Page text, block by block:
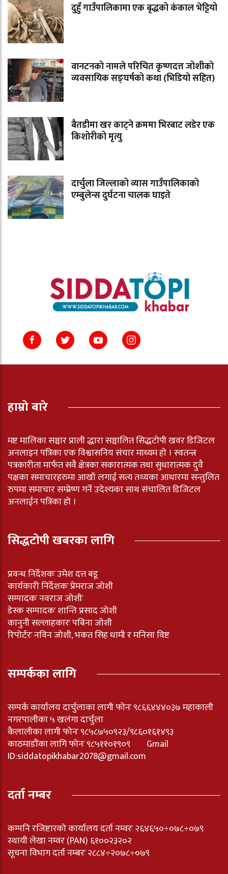
दुहुँ गाउँपालिकामा एक बृद्धको कंकाल भेट्टियो
वानटनको नामले परिचित कृष्णदत्त जोशीको
व्यवसायिक सङ्घर्षको कथा (भिडियो सहित)
बैतडीमा खर काट्ने क्रममा भिरबाट लडेर एक
किशोरीको मृत्यु
दार्चुला जिल्लाको व्यास गाउँपालिकाको
एम्बुलेन्स दुर्घटना चालक घाइते
हाम्रो बारे
मष्ट मालिका सञ्चार प्राली द्धारा सञ्चालित सिद्धटोपी खवर डिजिटल
अनलाइन पत्रिका एक विश्वासनिय संचार माध्यम हो । स्वतन्त्र
पत्रकारीता मार्फत सवै क्षेत्रका सकारात्मक तथा सुधारात्मक दुवै
पक्षका समाचारहरुमा आखाँ लगाई सत्य तथ्यका आधारमा सन्तुलित
रुपमा समाचार सम्प्रेष्ण गर्ने उदेश्यका साथ संचालित डिजिटल
अनलाईन पत्रिका हो ।
सिद्धटोपी खबरका लागि
प्रवन्ध निर्देशकः उमेश दत्त बडू
कार्यकारी निर्देशकः प्रेमराज जोशी
सम्पादकः नवराज जोशीः
डेस्क सम्पादकः शान्ति प्रसाद जोशी
कानुनी सल्लाहकारः पबिना जोशी
रिपोर्टरः नविन जोशी, भकत सिह धामी र मनिसा विष्ट
सम्पर्कका लागि
सम्पर्क कार्यालय दार्चुलाका लागी फोनः ९८६६४४४०३७ महाकाली
नगरपालीका ५ खलंगा दार्चुला
कैलालीका लागी फोनः ९८५८७५०९२३/९८६०१६१४९३
काठमाडौंका लागि फोनः ९८५११०१९०९ Gmail
ID:siddatopikhabar2078@gmail.com
दर्ता नम्बर
कम्पनि रजिष्टारको कार्यालय दर्ता नम्वरः २६४६५०÷०७८÷०७९
स्थायी लेखा नम्वर (PAN) ६१००२३२०२
सूचना विभाग दर्ता नम्बरः २८८४÷२०७८÷०७९